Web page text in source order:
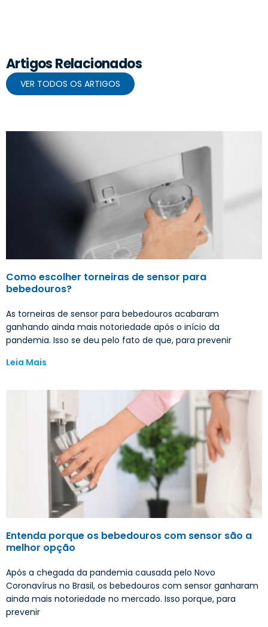
Artigos Relacionados
VER TODOS OS ARTIGOS
Como escolher torneiras de sensor para
bebedouros?
As torneiras de sensor para bebedouros acabaram
ganhando ainda mais notoriedade após o início da
pandemia. Isso se deu pelo fato de que, para prevenir
Leia Mais
Entenda porque os bebedouros com sensor são a
melhor opção
Após a chegada da pandemia causada pelo Novo
Coronavírus no Brasil, os bebedouros com sensor ganharam
ainda mais notoriedade no mercado. Isso porque, para
prevenir